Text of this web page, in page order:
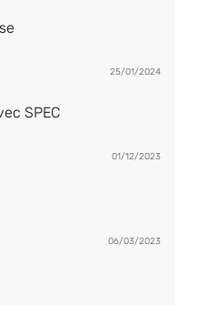
25/01/2024
SPEC
01/12/2023
06/03/2023